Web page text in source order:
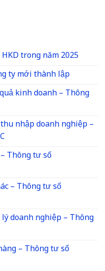
trong năm 2025
ty mới thành lập
kinh doanh – Thông
nhập doanh nghiệp –
Thông tư số
– Thông tư số
doanh nghiệp – Thông
– Thông tư số